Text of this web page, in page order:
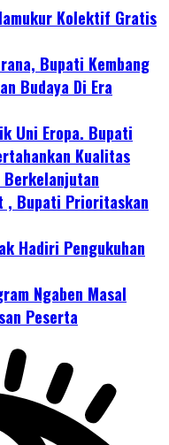
Kolektif Gratis
Bupati Kembang
Budaya Di Era
Uni Eropa. Bupati
Kualitas
Berkelanjutan
, Bupati Prioritaskan
Hadiri Pengukuhan
Ngaben Masal
Peserta